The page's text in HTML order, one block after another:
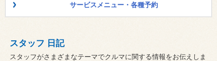
サービスメニュー・各種予約
スタッフ 日記
スタッフがさまざまなテーマでクルマに関する情報をお伝えしま